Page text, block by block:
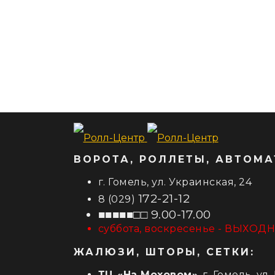
ВОРОТА, РОЛЛЕТЫ,
г. Гомель, ул. Украинская, 24
8 (029) 172-21-12
■■■■■□□ 9.00-17.00
суббота, воскресенье -
ЖАЛЮЗИ, ШТОРЫ, СЕТКИ: